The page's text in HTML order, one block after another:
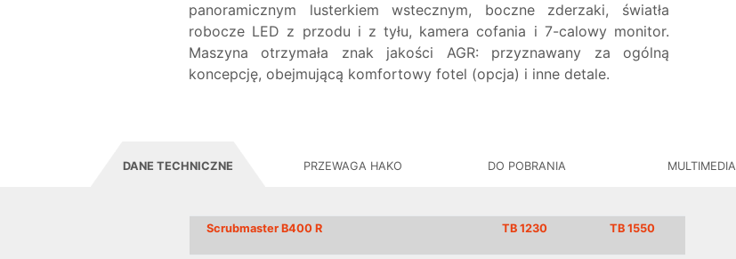
panoramicznym lusterkiem wstecznym, boczne zderzaki, światła
robocze LED z przodu i z tyłu, kamera cofania i 7-calowy monitor.
Maszyna otrzymała znak jakości AGR: przyznawany za ogólną
koncepcję, obejmującą komfortowy fotel (opcja) i inne detale.
DANE TECHNICZNE PRZEWAGA HAKO DO POBRANIA MULTIMEDIA
Scrubmaster B400 R TB 1230 TB 1550